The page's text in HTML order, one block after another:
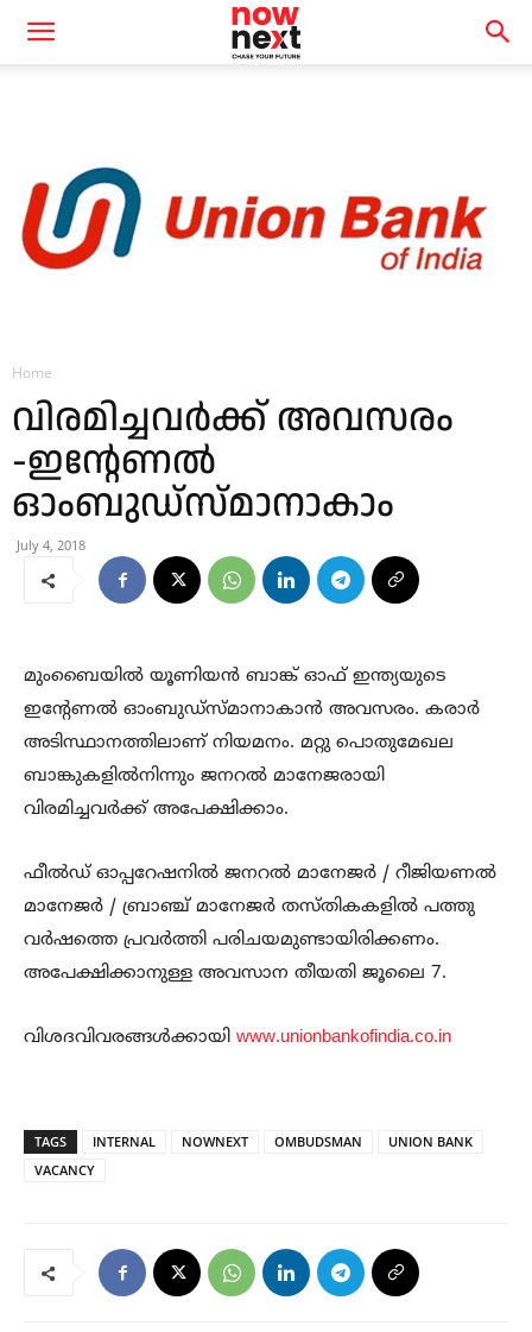
Home
വിരമിച്ചവര്‍ക്ക് അവസരം
-ഇന്റേണൽ
ഓംബുഡ്സ്‌മാനാകാം
July 4, 2018
മുംബൈയിൽ യൂണിയൻ ബാങ്ക് ഓഫ് ഇന്ത്യയുടെ
ഇന്റേണൽ ഓംബുഡ്സ്മാനാകാൻ അവസരം. കരാർ
അടിസ്ഥാനത്തിലാണ് നിയമനം. മറ്റു പൊതുമേഖല
ബാങ്കുകളിൽനിന്നും ജനറൽ മാനേജരായി
വിരമിച്ചവർക്ക് അപേക്ഷിക്കാം.
ഫീൽഡ് ഓപ്പറേഷനിൽ ജനറൽ മാനേജർ / റീജിയണൽ
മാനേജർ / ബ്രാഞ്ച് മാനേജർ തസ്‌തികകളിൽ പത്തു
വർഷത്തെ പ്രവർത്തി പരിചയമുണ്ടായിരിക്കണം.
അപേക്ഷിക്കാനുള്ള അവസാന തീയതി ജൂലൈ 7.
വിശദവിവരങ്ങൾക്കായി www.unionbankofindia.co.in
TAGS INTERNAL NOWNEXT OMBUDSMAN
UNION BANK
VACANCY